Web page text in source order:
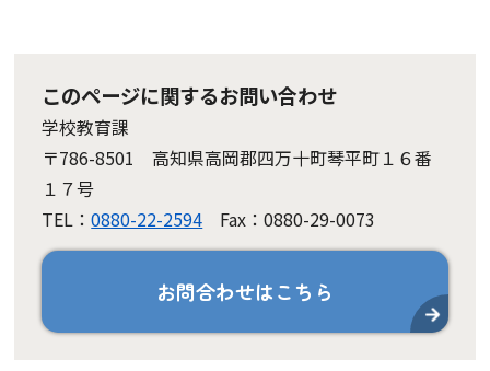
このページに関するお問い合わせ
学校教育課
〒786-8501 高知県高岡郡四万十町琴平町１６番
１７号
TEL：0880-22-2594 Fax：0880-29-0073
お問合わせはこちら